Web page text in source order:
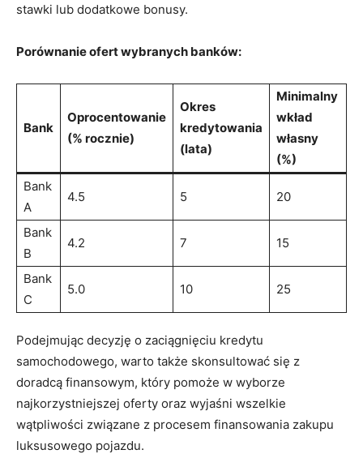
‍stawki lub ⁢dodatkowe bonusy.
Porównanie ofert wybranych ⁤banków:
Bank
Oprocentowanie
(% rocznie)
Okres
kredytowania
(lata)
Minimalny
wkład
własny
(%)
Bank
A
4.5 5 20
Bank
B
4.2 7 15
Bank
C
5.0 10 25
Podejmując ​decyzję o zaciągnięciu kredytu
samochodowego, warto także skonsultować się z
doradcą ​finansowym, który pomoże w wyborze
najkorzystniejszej​ oferty oraz wyjaśni wszelkie
wątpliwości związane z procesem​ finansowania zakupu
luksusowego pojazdu.